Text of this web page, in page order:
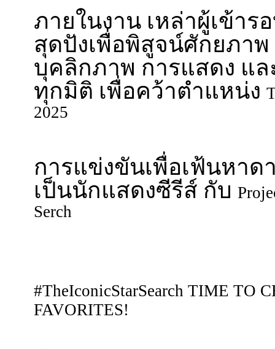
ภายในงาน เหล่าผู้เข้าร
สุดปังเพื่อพิสูจน์ศักยภาพ
บุคลิกภาพ การแสดง แ
ทุกมิติ เพื่อคว้าตำแหน่ง
2025
การแข่งขันเพื่อเฟ้นหาด
เป็นนักแสดงซีรีส์ กับ
Serch
#TheIconicStarSearch TIME TO
FAVORITES!